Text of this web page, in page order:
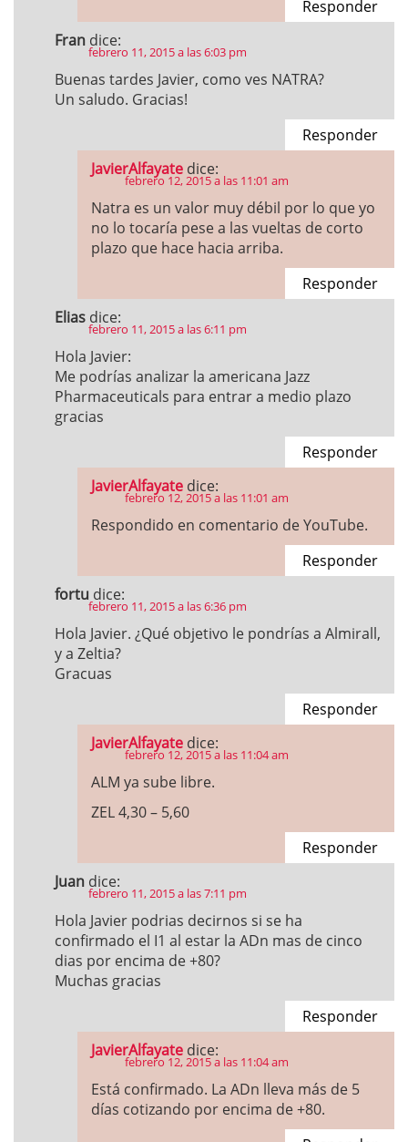
Responder
Fran dice:
febrero 11, 2015 a las 6:03 pm
Buenas tardes Javier, como ves NATRA?
Un saludo. Gracias!
Responder
JavierAlfayate dice:
febrero 12, 2015 a las 11:01 am
Natra es un valor muy débil por lo que yo
no lo tocaría pese a las vueltas de corto
plazo que hace hacia arriba.
Responder
Elias dice:
febrero 11, 2015 a las 6:11 pm
Hola Javier:
Me podrías analizar la americana Jazz
Pharmaceuticals para entrar a medio plazo
gracias
Responder
JavierAlfayate dice:
febrero 12, 2015 a las 11:01 am
Respondido en comentario de YouTube.
Responder
fortu dice:
febrero 11, 2015 a las 6:36 pm
Hola Javier. ¿Qué objetivo le pondrías a Almirall,
y a Zeltia?
Gracuas
Responder
JavierAlfayate dice:
febrero 12, 2015 a las 11:04 am
ALM ya sube libre.
ZEL 4,30 – 5,60
Responder
Juan dice:
febrero 11, 2015 a las 7:11 pm
Hola Javier podrias decirnos si se ha
confirmado el I1 al estar la ADn mas de cinco
dias por encima de +80?
Muchas gracias
Responder
JavierAlfayate dice:
febrero 12, 2015 a las 11:04 am
Está confirmado. La ADn lleva más de 5
días cotizando por encima de +80.